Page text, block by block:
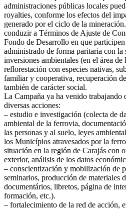
administraciones públicas locales
royalties, conforme los efectos del
generado por el ciclo de la
conduzir a Términos de Ajuste de
Fondo de Desarrollo en que
administrado de forma paritaria con la
inversiones ambientales (en el área de
reflorestación con especies nativas,
familiar y cooperativa, recuperación
también de carácter social.
La Campaña ya ha venido trabajando
diversas acciones:
– estudio e investigación (colecta de
ambiental de la ferrovia,
las personas y al suelo, leyes
los Municípios atravesados por la
situación en la región de Carajás con
exterior, análisis de los datos
– conscientización y mobilización de
seminarios, producción de materiales
documentários, libretos, página de
formación, etc.).
– fortalecimiento de la red de acción,